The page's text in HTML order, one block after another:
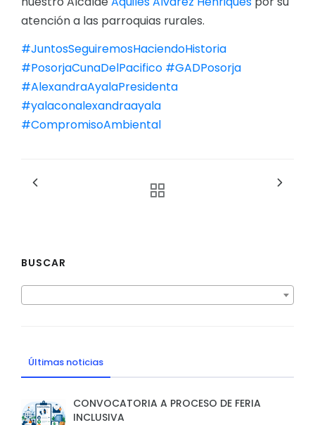
atención a las parroquias rurales.
#JuntosSeguiremosHaciendoHistoria
#PosorjaCunaDelPacifico #GADPosorja
#AlexandraAyalaPresidenta
#yalaconalexandraayala
#CompromisoAmbiental
BUSCAR
Últimas noticias
CONVOCATORIA A PROCESO DE FERIA
INCLUSIVA